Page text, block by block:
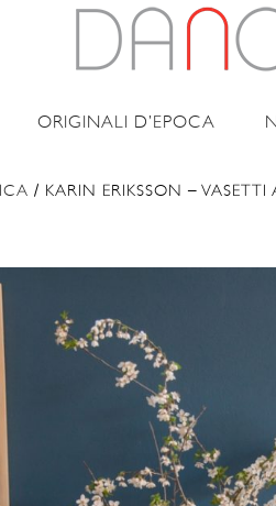
ORIGINALI D’EPOCA
/ KARIN ERIKSSON –